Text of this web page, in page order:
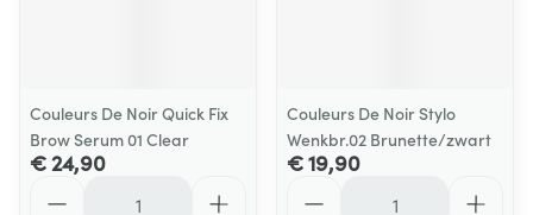
Couleurs De Noir Quick Fix
Brow Serum 01 Clear
€ 24,90
Couleurs De Noir Stylo
Wenkbr.02 Brunette/zwart
€ 19,90